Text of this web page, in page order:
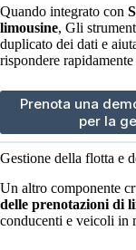
Quando integrato con
limousine, Gli
duplicato dei dati e
rispondere
Prenota una
per la
Gestione della flotta e
Un altro componente
delle prenotazioni di
conducenti e veicoli in